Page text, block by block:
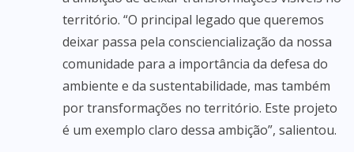
território. “O principal legado que queremos
deixar passa pela consciencialização da nossa
comunidade para a importância da defesa do
ambiente e da sustentabilidade, mas também
por transformações no território. Este projeto
é um exemplo claro dessa ambição”, salientou.